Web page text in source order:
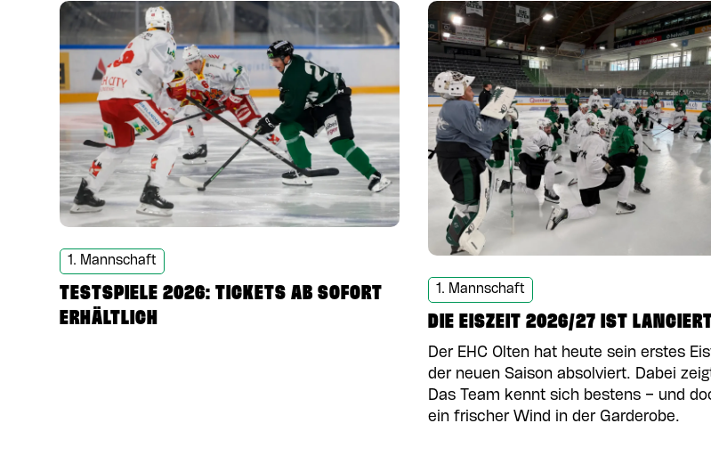
1. Mannschaft
TESTSPIELE 2026: TICKETS AB SOFORT
ERHÄLTLICH
1. Mannschaft
DIE EISZEIT 2026/27 IST
Der EHC Olten hat heute sein erstes
der neuen Saison absolviert. Dabei
Das Team kennt sich bestens – und
ein frischer Wind in der Garderobe.